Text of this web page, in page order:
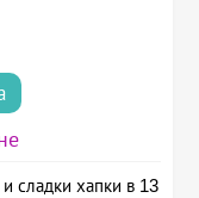
сладки хапки в 13